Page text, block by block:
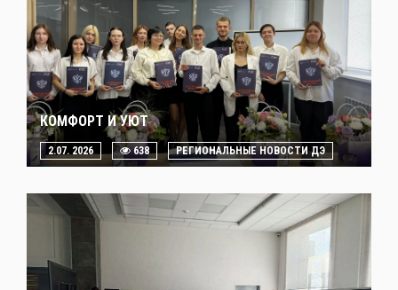
КОМФОРТ И УЮТ
2.07. 2026 638 РЕГИОНАЛЬНЫЕ НОВОСТИ ДЭ